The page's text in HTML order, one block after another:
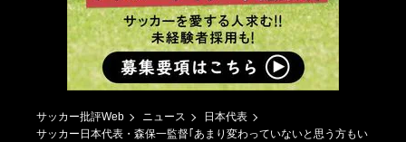
サッカー批評Web ニュース
日本代表
サッカー日本代表・森保一監督｢あまり変わっていないと思う方もい